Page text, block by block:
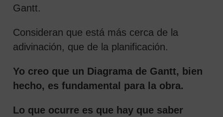
Gantt.
Consideran que está más cerca de la
adivinación, que de la planificación.
Yo creo que un Diagrama de Gantt, bien
hecho, es fundamental para la obra.
Lo que ocurre es que hay que saber